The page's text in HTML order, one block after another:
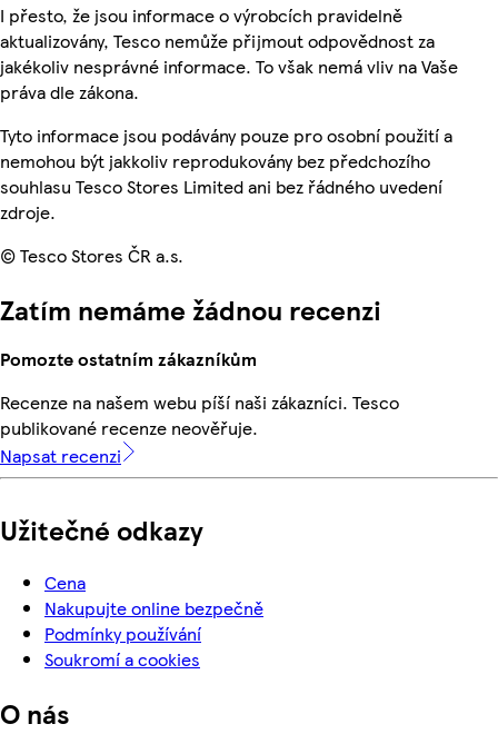
I přesto, že jsou informace o výrobcích pravidelně
aktualizovány, Tesco nemůže přijmout odpovědnost za
jakékoliv nesprávné informace. To však nemá vliv na Vaše
práva dle zákona.
Tyto informace jsou podávány pouze pro osobní použití a
nemohou být jakkoliv reprodukovány bez předchozího
souhlasu Tesco Stores Limited ani bez řádného uvedení
zdroje.
© Tesco Stores ČR a.s.
Zatím nemáme žádnou recenzi
Pomozte ostatním zákazníkům
Recenze na našem webu píší naši zákazníci. Tesco
publikované recenze neověřuje.
Napsat recenzi
Užitečné odkazy
Cena
Nakupujte online bezpečně
Podmínky používání
Soukromí a cookies
O nás